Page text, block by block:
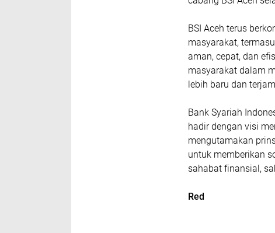
BSI Aceh terus
masyarakat,
aman, cepat, dan
masyarakat dalam
lebih baru dan
Bank Syariah
hadir dengan visi
mengutamakan
untuk memberikan
sahabat finansial,
Red